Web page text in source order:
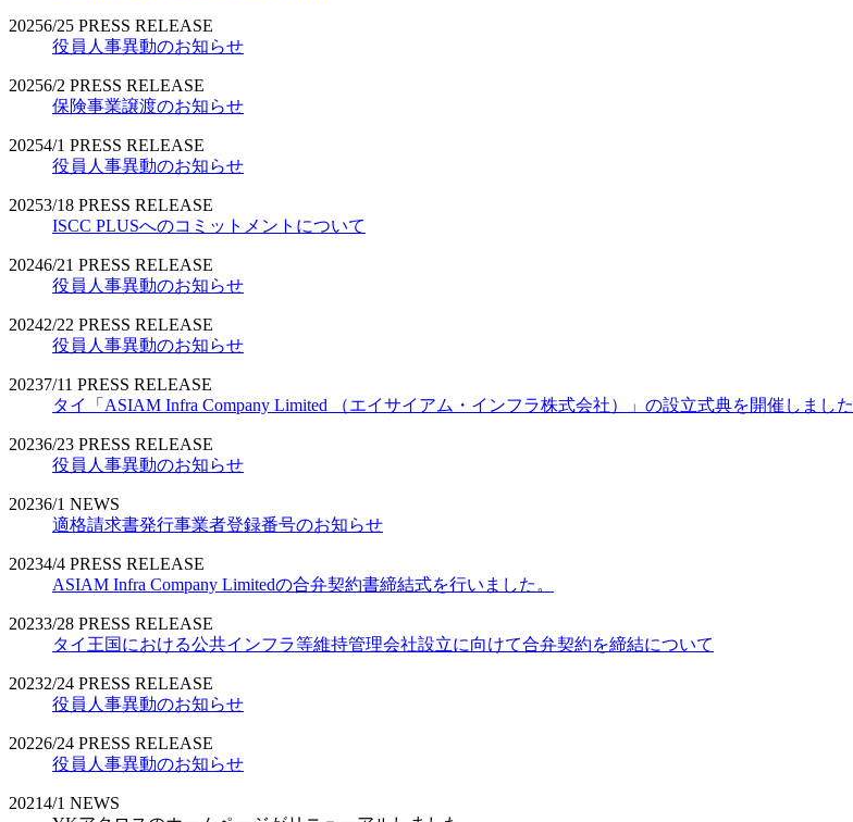
20256/25 PRESS RELEASE
役員人事異動のお知らせ
20256/2 PRESS RELEASE
保険事業譲渡のお知らせ
20254/1 PRESS RELEASE
役員人事異動のお知らせ
20253/18 PRESS RELEASE
ISCC PLUSへのコミットメントについて
20246/21 PRESS RELEASE
役員人事異動のお知らせ
20242/22 PRESS RELEASE
役員人事異動のお知らせ
20237/11 PRESS RELEASE
タイ「ASIAM Infra Company Limited （エイサイアム・インフラ株式会社）」の設立式典を開催しました
20236/23 PRESS RELEASE
役員人事異動のお知らせ
20236/1 NEWS
適格請求書発行事業者登録番号のお知らせ
20234/4 PRESS RELEASE
ASIAM Infra Company Limitedの合弁契約書締結式を行いました。
20233/28 PRESS RELEASE
タイ王国における公共インフラ等維持管理会社設立に向けて合弁契約を締結について
20232/24 PRESS RELEASE
役員人事異動のお知らせ
20226/24 PRESS RELEASE
役員人事異動のお知らせ
20214/1 NEWS